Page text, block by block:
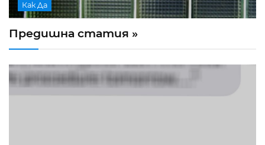
Как Да
Предишна статия »